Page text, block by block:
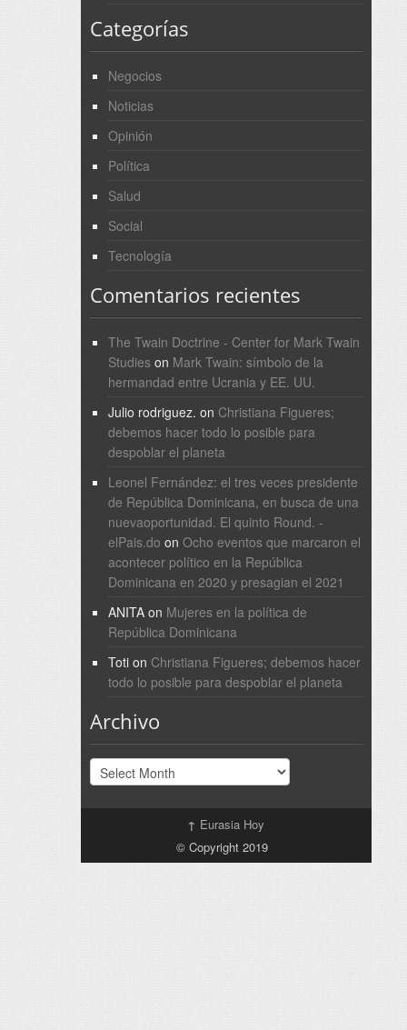
Categorías
Negocios
Noticias
Opinión
Política
Salud
Social
Tecnología
Comentarios recientes
The Twain Doctrine - Center for Mark Twain
Studieson Mark Twain: símbolo de la
hermandad entre Ucrania y EE. UU.
Julio rodriguez. on Christiana Figueres;
debemos hacer todo lo posible para
despoblar el planeta
Leonel Fernández: el tres veces presidente
de República Dominicana, en busca de una
nuevaoportunidad. El quinto Round. -
elPais.do on Ocho eventos que marcaron el
acontecer político en la República
Dominicana en 2020 y presagian el 2021
ANITAon Mujeres en la política de
República Dominicana
Totion Christiana Figueres; debemos hacer
todo lo posible para despoblar el planeta
Archivo
Archivo
↑ Eurasia Hoy
© Copyright 2019